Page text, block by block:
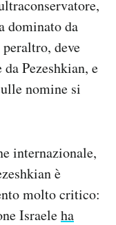
dominato da
deve
Pezeshkian, e
nomine si
internazionale,
è
molto critico:
Israeleha